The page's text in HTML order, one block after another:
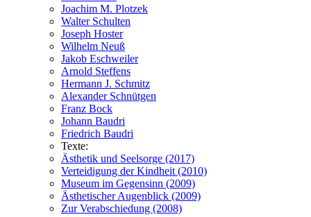
Joachim M. Plotzek
Walter Schulten
Joseph Hoster
Wilhelm Neuß
Jakob Eschweiler
Arnold Steffens
Hermann J. Schmitz
Alexander Schnütgen
Franz Bock
Johann Baudri
Friedrich Baudri
Texte:
Ästhetik und Seelsorge (2017)
Verteidigung der Kindheit (2010)
Museum im Gegensinn (2009)
Ästhetischer Augenblick (2009)
Zur Verabschiedung (2008)